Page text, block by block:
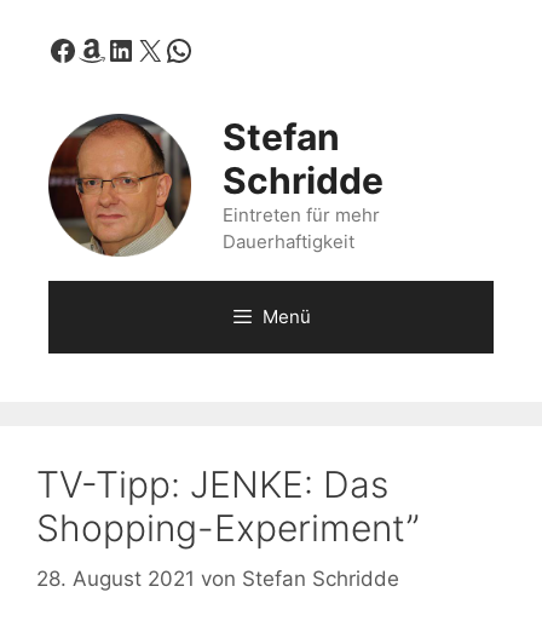
InhaltFacebook
Amazon
LinkedIn
X WhatsApp
Stefan
Schridde
Eintreten für mehr
Dauerhaftigkeit
Menü
TV-Tipp: JENKE: Das
Shopping-Experiment”
28. August 2021 von Stefan Schridde